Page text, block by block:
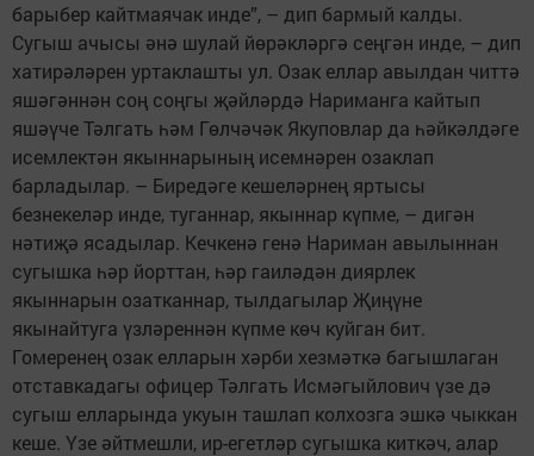
барыбер кайтмаячак инде”, – дип бармый калды.
Сугыш ачысы әнә шулай йөрәкләргә сеңгән инде, – дип
хатирәләрен уртаклашты ул. Озак еллар авылдан читтә
яшәгәннән соң соңгы җәйләрдә Нариманга кайтып
яшәүче Тәлгать һәм Гөлчәчәк Якуповлар да һәйкәлдәге
исемлектән якыннарының исемнәрен озаклап
барладылар. – Биредәге кешеләрнең яртысы
безнекеләр инде, туганнар, якыннар күпме, – дигән
нәтиҗә ясадылар. Кечкенә генә Нариман авылыннан
сугышка һәр йорттан, һәр гаиләдән диярлек
якыннарын озатканнар, тылдагылар Җиңүне
якынайтуга үзләреннән күпме көч куйган бит.
Гомеренең озак елларын хәрби хезмәткә багышлаган
отставкадагы офицер Тәлгать Исмәгыйлович үзе дә
сугыш елларында укуын ташлап колхозга эшкә чыккан
кеше. Үзе әйтмешли, ир-егетләр сугышка киткәч, алар